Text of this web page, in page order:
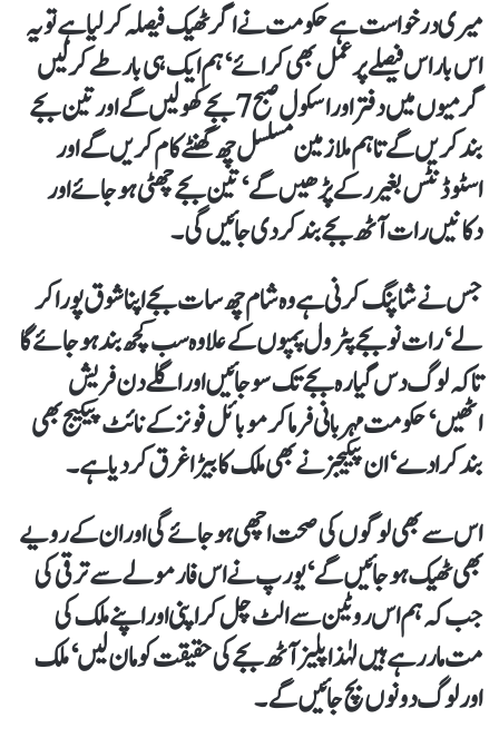
میری درخواست ہے حکومت نے اگر ٹھیک فیصلہ کر لیا ہے تو یہ
اس بار اس فیصلے پر عمل بھی کرائے‘ ہم ایک ہی بار طے کر لیں
گرمیوں میں دفتر اور اسکول صبح 7 بجے کھولیں گے اور تین بجے
بندکریں گے تاہم ملازمین مسلسل چھ گھنٹے کام کریں گے اور
اسٹوڈنٹس بغیر رکے پڑھیں گے‘ تین بجے چھٹی ہو جائے اور
دکانیں رات آٹھ بجے بند کر دی جائیں گی۔
جس نے شاپنگ کرنی ہے وہ شام چھ سات بجے اپنا شوق پورا کر
لے‘ رات نو بجے پٹرول پمپوں کے علاوہ سب کچھ بند ہوجائے گا
تاکہ لوگ دس گیارہ بجے تک سو جائیں اوراگلے دن فریش
اٹھیں‘ حکومت مہربانی فرما کر موبائل فونز کے نائٹ پیکیج بھی
بند کرا دے‘ ان پیکیجز نے بھی ملک کا بیڑا غرق کر دیا ہے۔
اس سے بھی لوگوں کی صحت اچھی ہو جائے گی اور ان کے رویے
بھی ٹھیک ہو جائیں گے‘ یورپ نے اس فارمولے سے ترقی کی
جب کہ ہم اس روٹین سے الٹ چل کر اپنی اور اپنے ملک کی
مت مار رہے ہیں لہٰذا پلیز آٹھ بجے کی حقیقت کو مان لیں‘ ملک
اور لوگ دونوں بچ جائیں گے۔